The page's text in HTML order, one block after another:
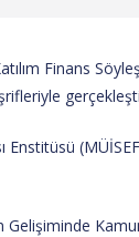
Finans